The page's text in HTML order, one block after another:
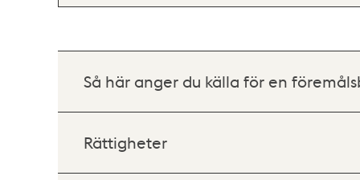
Så här anger du källa för en
Rättigheter